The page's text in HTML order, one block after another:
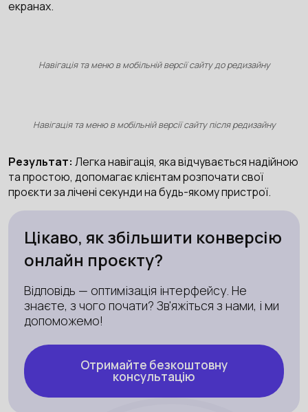
екранах.
Навігація та меню в мобільній версії сайту до редизайну
Навігація та меню в мобільній версії сайту після редизайну
Результат: Легка навігація, яка відчувається надійною
та простою, допомагає клієнтам розпочати свої
проєкти за лічені секунди на будь-якому пристрої.
Цікаво, як збільшити конверсію
онлайн проєкту?
Відповідь — оптимізація інтерфейсу. Не
знаєте, з чого почати? Зв'яжіться з нами, і ми
допоможемо!
Отримайте безкоштовну
консультацію